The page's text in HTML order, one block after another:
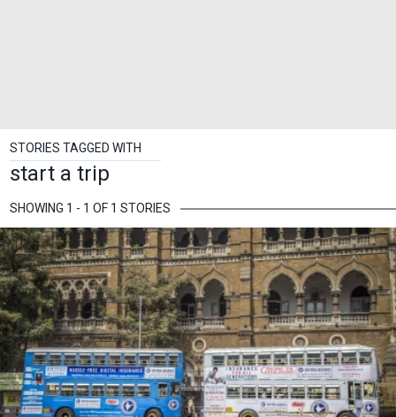
STORIES TAGGED WITH
start a trip
SHOWING 1 - 1 OF 1 STORIES